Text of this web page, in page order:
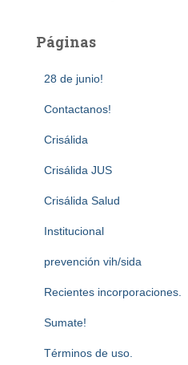
Páginas
28 de junio!
Contactanos!
Crisálida
Crisálida JUS
Crisálida Salud
Institucional
prevención vih/sida
Recientes incorporaciones.
Sumate!
Términos de uso.